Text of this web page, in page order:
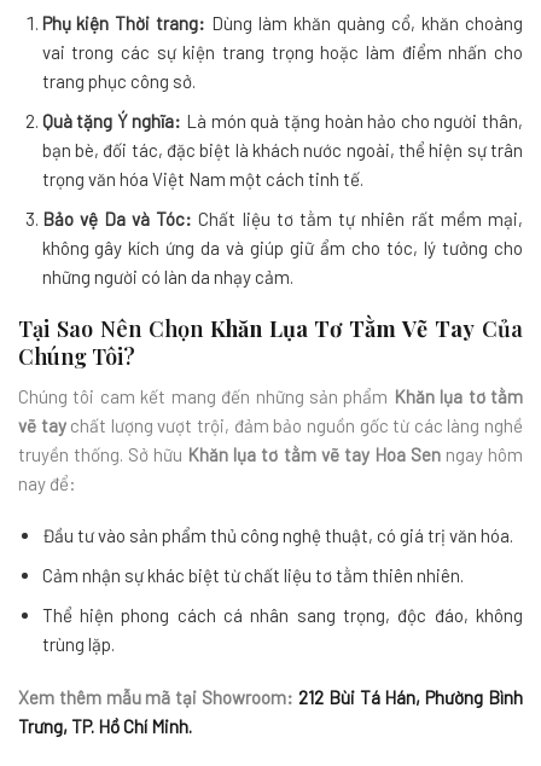
Phụ kiện Thời trang: Dùng làm khăn quàng cổ, khăn choàng
vai trong các sự kiện trang trọng hoặc làm điểm nhấn cho
trang phục công sở.
Quà tặng Ý nghĩa: Là món quà tặng hoàn hảo cho người thân,
bạn bè, đối tác, đặc biệt là khách nước ngoài, thể hiện sự trân
trọng văn hóa Việt Nam một cách tinh tế.
Bảo vệ Da và Tóc: Chất liệu tơ tằm tự nhiên rất mềm mại,
không gây kích ứng da và giúp giữ ẩm cho tóc, lý tưởng cho
những người có làn da nhạy cảm.
Tại Sao Nên Chọn Khăn Lụa Tơ Tằm Vẽ Tay Của
Chúng Tôi?
Chúng tôi cam kết mang đến những sản phẩm Khăn lụa tơ tằm
vẽ taychất lượng vượt trội, đảm bảo nguồn gốc từ các làng nghề
truyền thống. Sở hữu Khăn lụa tơ tằm vẽ tay Hoa Senngay hôm
nay để:
Đầu tư vào sản phẩm thủ công nghệ thuật, có giá trị văn hóa.
Cảm nhận sự khác biệt từ chất liệu tơ tằm thiên nhiên.
Thể hiện phong cách cá nhân sang trọng, độc đáo, không
trùng lặp.
Xem thêm mẫu mã tại Showroom: 212 Bùi Tá Hán, Phường Bình
Trưng, TP. Hồ Chí Minh.